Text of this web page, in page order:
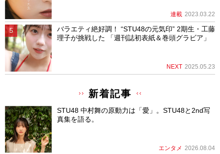
連載 2023.03.22
バラエティ絶好調！ “STU48の元気印” 2期生・工藤
理子が挑戦した 「週刊誌初表紙＆巻頭グラビア」
NEXT 2025.05.23
新着記事
STU48 中村舞の原動力は「愛」。STU48と2nd写
真集を語る。
エンタメ 2026.08.04